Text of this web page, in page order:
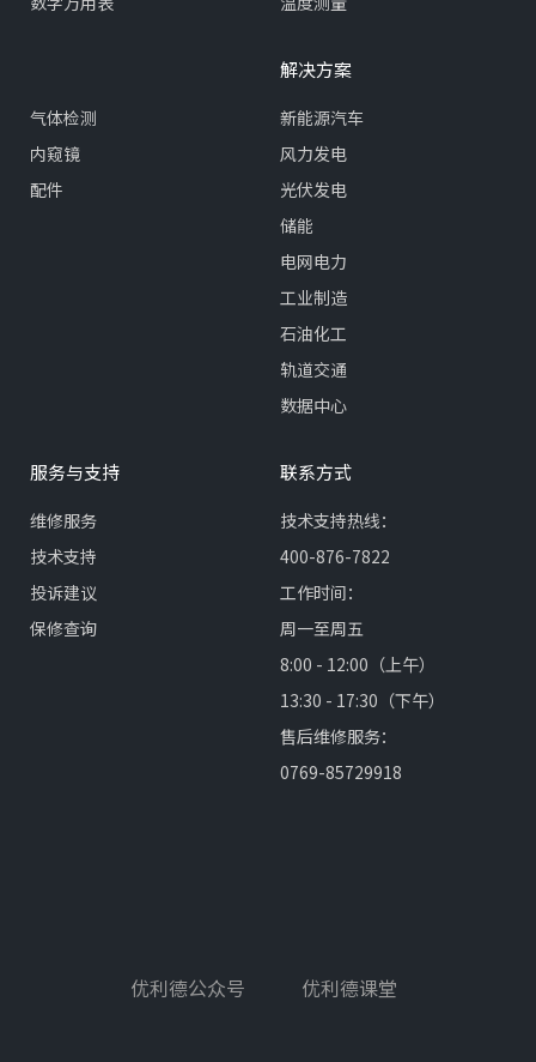
气体检测
内窥镜
配件
解决方案
新能源汽车
风力发电
光伏发电
储能
电网电力
工业制造
石油化工
轨道交通
数据中心
服务与支持
维修服务
技术支持
投诉建议
保修查询
联系方式
技术支持热线：
400-876-7822
工作时间：
周一至周五
8:00 - 12:00（上午）
13:30 - 17:30（下午）
售后维修服务：
0769-85729918
优利德公众号 优利德课堂